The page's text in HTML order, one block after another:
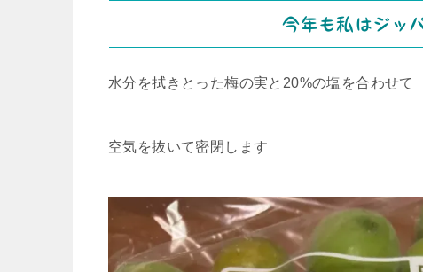
今年も私はジッ
水分を拭きとった梅の実と20%の塩を合わせて
空気を抜いて密閉します